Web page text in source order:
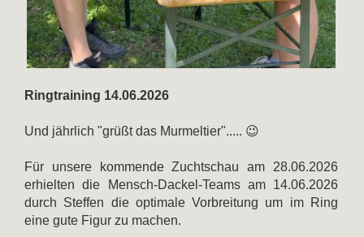
Ringtraining 14.06.2026
Und jährlich "grüßt das Murmeltier"..... 😉
Für unsere kommende Zuchtschau am 28.06.2026
erhielten die Mensch-Dackel-Teams am 14.06.2026
durch Steffen die optimale Vorbreitung um im Ring
eine gute Figur zu machen.